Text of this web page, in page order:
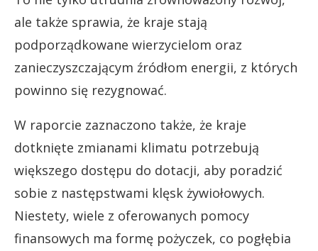
ale także sprawia, że kraje stają
podporządkowane wierzycielom oraz
zanieczyszczającym źródłom energii, z których
powinno się rezygnować.
W raporcie zaznaczono także, że kraje
dotknięte zmianami klimatu potrzebują
większego dostępu do dotacji, aby poradzić
sobie z następstwami klęsk żywiołowych.
Niestety, wiele z oferowanych pomocy
finansowych ma formę pożyczek, co pogłębia